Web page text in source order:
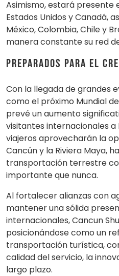
Asimismo, estará presente
Estados Unidos y Canadá,
México, Colombia, Chile y
manera constante su red
Preparados para el
Con la llegada de grandes
como el próximo Mundial
prevé un aumento
visitantes internacionales a
viajeros aprovecharán la
Cancún y la Riviera Maya,
transportación terrestre
importante que nunca.
Al fortalecer alianzas con
mantener una sólida
internacionales, Cancun
posicionándose como un
transportación turística,
calidad del servicio, la
largo plazo.